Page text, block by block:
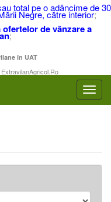
total pe o adâncime de 30
Negre, către interior;
de vânzare a
;
în UAT